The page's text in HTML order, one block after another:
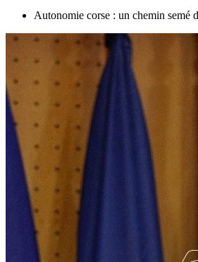
Autonomie corse : un chemin semé